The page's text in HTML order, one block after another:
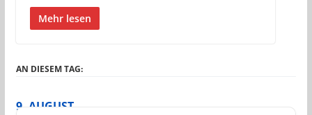
Mehr lesen
AN DIESEM TAG:
9. AUGUST